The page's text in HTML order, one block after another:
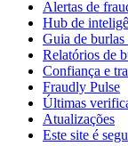
Alertas de
Hub de
Guia de
Relatórios de
Confiança e
Fraudly Pulse
Últimas
Atualizações
Este site é